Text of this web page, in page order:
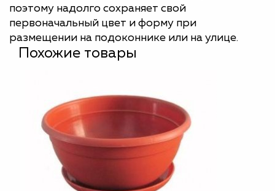
поэтому надолго сохраняет свой
первоначальный цвет и форму при
размещении на подоконнике или на улице.
Похожие товары